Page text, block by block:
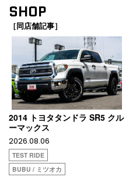
SHOP
［同店舗記事］
2014 トヨタタンドラ SR5 クル
ーマックス
2026.08.06
TEST RIDE
BUBU / ミツオカ